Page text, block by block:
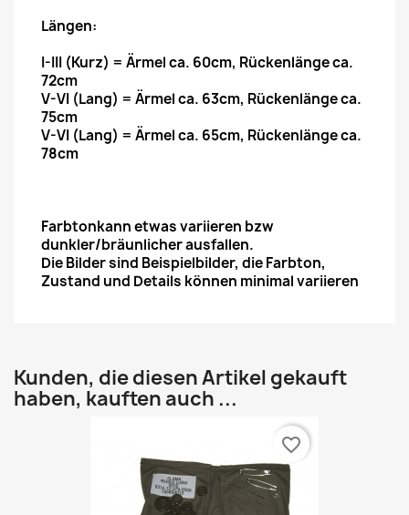
Längen:
I-III (Kurz) = Ärmel ca. 60cm, Rückenlänge ca.
72cm
V-VI (Lang) = Ärmel ca. 63cm, Rückenlänge ca.
75cm
V-VI (Lang) = Ärmel ca. 65cm, Rückenlänge ca.
78cm
Farbtonkann etwas variieren bzw
dunkler/bräunlicher ausfallen.
Die Bilder sind Beispielbilder, die Farbton,
Zustand und Details können minimal variieren
Kunden, die diesen Artikel gekauft
haben, kauften auch ...
favorite_border